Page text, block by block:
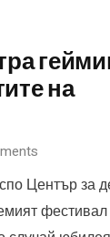
на
Център за
фестивал